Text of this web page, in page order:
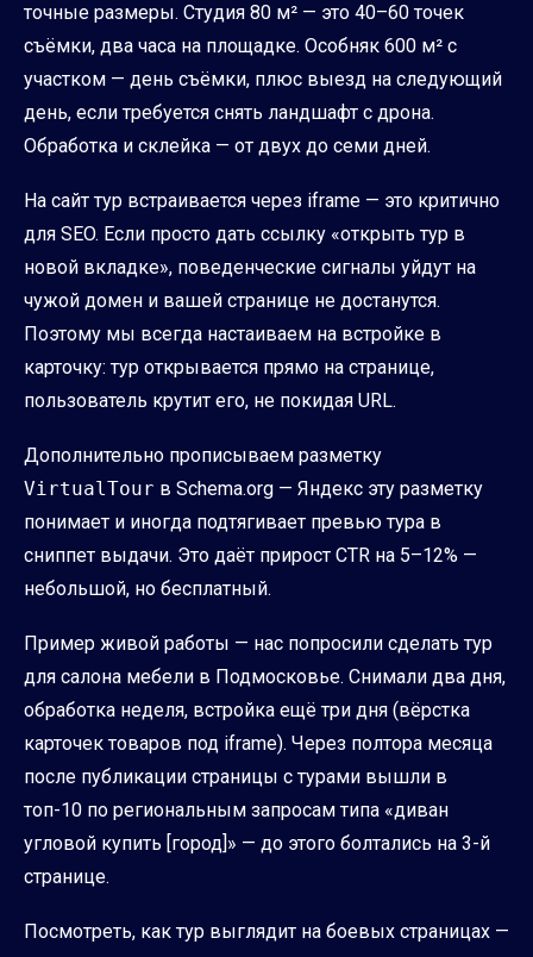
точные размеры. Студия 80 м² — это 40–60 точек
съёмки, два часа на площадке. Особняк 600 м² с
участком — день съёмки, плюс выезд на следующий
день, если требуется снять ландшафт с дрона.
Обработка и склейка — от двух до семи дней.
На сайт тур встраивается через iframe — это критично
для SEO. Если просто дать ссылку «открыть тур в
новой вкладке», поведенческие сигналы уйдут на
чужой домен и вашей странице не достанутся.
Поэтому мы всегда настаиваем на встройке в
карточку: тур открывается прямо на странице,
пользователь крутит его, не покидая URL.
Дополнительно прописываем разметку
VirtualTour в Schema.org — Яндекс эту разметку
понимает и иногда подтягивает превью тура в
сниппет выдачи. Это даёт прирост CTR на 5–12% —
небольшой, но бесплатный.
Пример живой работы — нас попросили сделать тур
для салона мебели в Подмосковье. Снимали два дня,
обработка неделя, встройка ещё три дня (вёрстка
карточек товаров под iframe). Через полтора месяца
после публикации страницы с турами вышли в
топ-10 по региональным запросам типа «диван
угловой купить [город]» — до этого болтались на 3-й
странице.
Посмотреть, как тур выглядит на боевых страницах —